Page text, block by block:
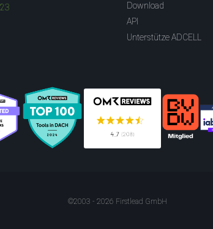
Download
API
Unterstütze ADCELL
©2003 - 2026 Firstlead GmbH